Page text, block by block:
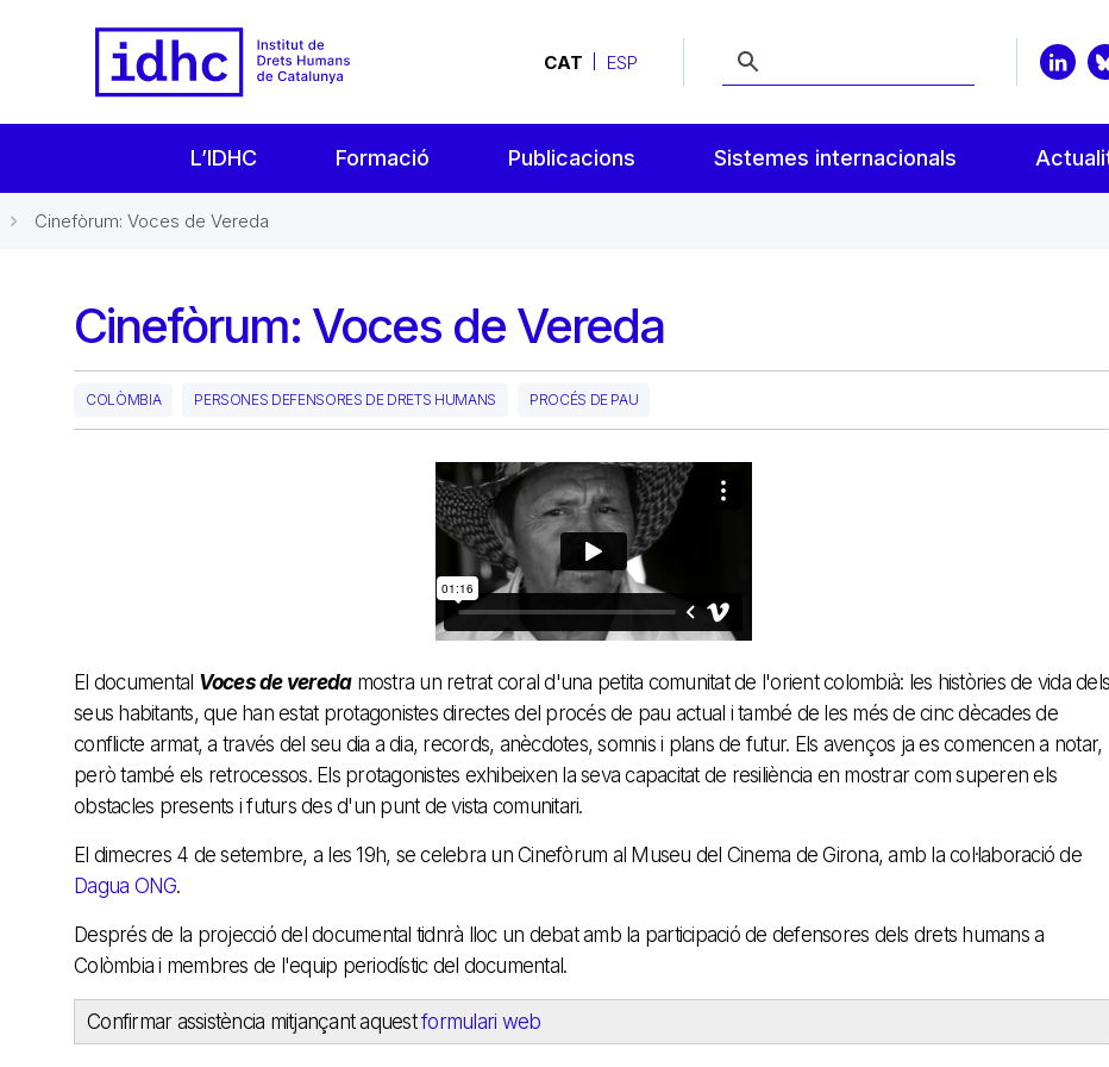
CAT ESP
L’IDHC Formació Publicacions Sistemes internacionals
Cinefòrum: Voces de Vereda
Cinefòrum: Voces de Vereda
COLÒMBIA PERSONES DEFENSORES DE DRETS HUMANS PROCÉS DE PAU
El documental Voces de veredamostra un retrat coral d'una petita comunitat de l'orient colombià: les històries de vida dels
seus habitants, que han estat protagonistes directes del procés de pau actual i també de les més de cinc dècades de
conflicte armat, a través del seu dia a dia, records, anècdotes, somnis i plans de futur. Els avenços ja es comencen a notar,
però també els retrocessos. Els protagonistes exhibeixen la seva capacitat de resiliència en mostrar com superen els
obstacles presents i futurs des d'un punt de vista comunitari.
El dimecres 4 de setembre, a les 19h, se celebra un Cinefòrum al Museu del Cinema de Girona, amb la col·laboració de
Dagua ONG.
Després de la projecció del documental tidnrà lloc un debat amb la participació de defensores dels drets humans a
Colòmbia i membres de l'equip periodístic del documental.
Confirmar assistència mitjançant aquestformulari web